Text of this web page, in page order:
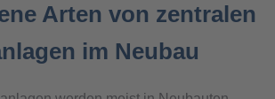
Arten von zentralen
im Neubau